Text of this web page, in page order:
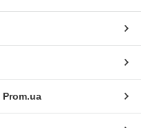
Prom.ua